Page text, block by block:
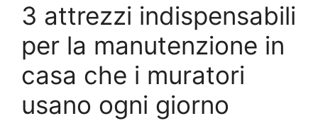
3 attrezzi indispensabili
per la manutenzione in
casa che i muratori
usano ogni giorno